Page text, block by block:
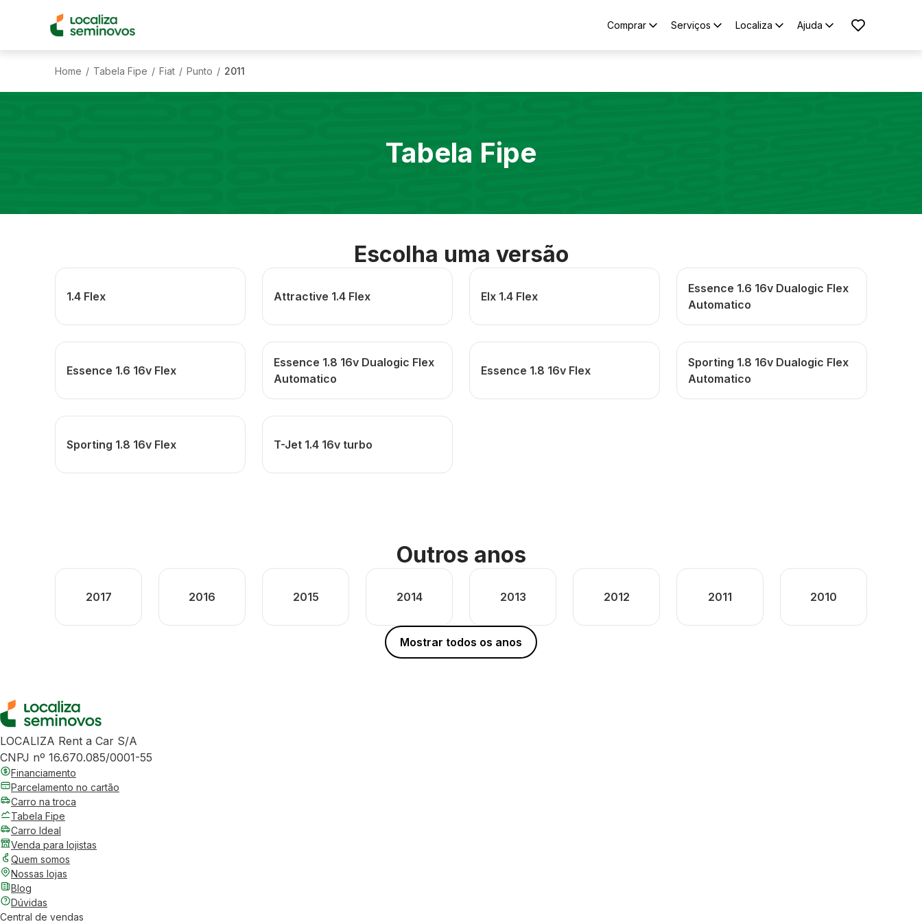
Comprar Serviços Localiza Ajuda
Home / Tabela Fipe / Fiat / Punto / 2011
Tabela Fipe
Escolha uma versão
1.4 Flex Attractive 1.4 Flex Elx 1.4 Flex
Essence 1.6 16v Dualogic Flex
Automatico
Essence 1.6 16v Flex
Essence 1.8 16v Dualogic Flex
Automatico
Essence 1.8 16v Flex
Sporting 1.8 16v Dualogic Flex
Automatico
Sporting 1.8 16v Flex T-Jet 1.4 16v turbo
Outros anos
2017 2016 2015 2014 2013 2012 2011 2010
Mostrar todos os anos
LOCALIZA Rent a Car S/A
CNPJ nº 16.670.085/0001-55
Financiamento
Parcelamento no cartão
Carro na troca
Tabela Fipe
Carro Ideal
Venda para lojistas
Quem somos
Nossas lojas
Blog
Dúvidas
Central de vendas